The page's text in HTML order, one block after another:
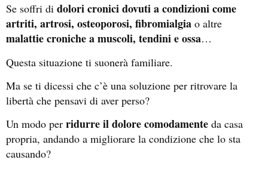
Se soffri di dolori cronici dovuti a condizioni come
artriti, artrosi, osteoporosi, fibromialgia o altre
malattie croniche a muscoli, tendini e ossa…
Questa situazione ti suonerà familiare.
Ma se ti dicessi che c’è una soluzione per ritrovare la
libertà che pensavi di aver perso?
Un modo per ridurre il dolore comodamente da casa
propria, andando a migliorare la condizione che lo sta
causando?